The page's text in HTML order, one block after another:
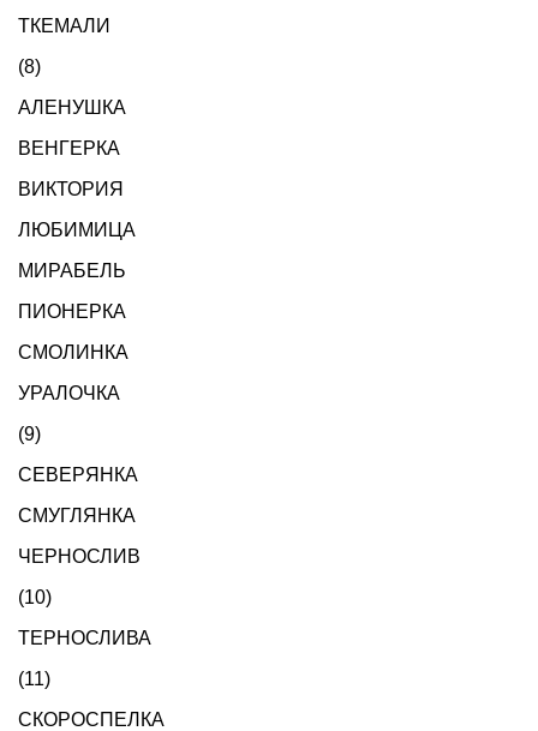
ТКЕМАЛИ
(8)
АЛЕНУШКА
ВЕНГЕРКА
ВИКТОРИЯ
ЛЮБИМИЦА
МИРАБЕЛЬ
ПИОНЕРКА
СМОЛИНКА
УРАЛОЧКА
(9)
СЕВЕРЯНКА
СМУГЛЯНКА
ЧЕРНОСЛИВ
(10)
ТЕРНОСЛИВА
(11)
СКОРОСПЕЛКА